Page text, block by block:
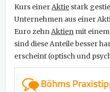
Kurs einerAktie stark
Unternehmen aus einer
Euro zehnAktien mit
sind diese Anteile besser
erscheint (optisch und
Böhms